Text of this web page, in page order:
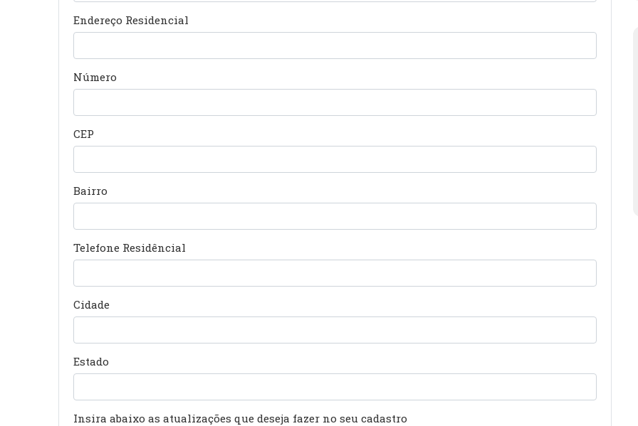
Endereço Residencial
Número
CEP
Bairro
Telefone Residêncial
Cidade
Estado
Insira abaixo as atualizações que deseja fazer no seu cadastro